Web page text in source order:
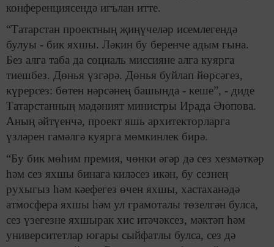
конференциясендә игълан итте.
“Татарстан проектның җиңүчеләр исемлегендә
булуы - бик яхшы. Ләкин бу беренче адым гына.
Без алга таба да социаль миссияне алга куярга
тиешбез. Дөнья үзгәрә. Дөнья буйлап йөрсәгез,
күрерсез: бөтен нәрсәнең башында - кеше”, - диде
Татарстанның мәдәният министры Ирада Әюпова.
Аның әйтүенчә, проект яшь архитекторларга
үзләрен гамәлгә куярга мөмкинлек бирә.
“Бу бик мөһим премия, чөнки әгәр дә сез хезмәткәр
һәм сез яхшы бинага киләсез икән, бу сезнең
рухыгыз һәм кәефегез өчен яхшы, хастаханәдә
атмосфера яхшы һәм ул грамоталы төзелгән булса,
сез үзегезне яхшырак хис итәчәксез, мәктәп һәм
университетлар югары сыйфатлы булса, сез дә